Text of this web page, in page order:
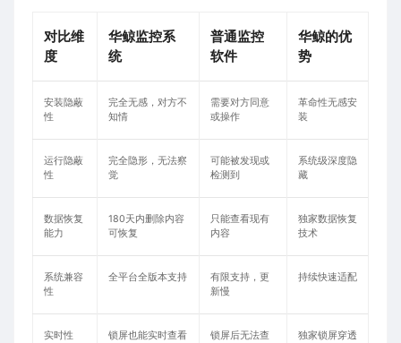
对比维
度
华鲸监控系
统
普通监控
软件
华鲸的优
势
安装隐蔽
性
完全无感，对方不
知情
需要对方同意
或操作
革命性无感安
装
运行隐蔽
性
完全隐形，无法察
觉
可能被发现或
检测到
系统级深度隐
藏
数据恢复
能力
180天内删除内容
可恢复
只能查看现有
内容
独家数据恢复
技术
系统兼容
性
全平台全版本支持
有限支持，更
新慢
持续快速适配
实时性 锁屏也能实时查看
锁屏后无法查
独家锁屏穿透